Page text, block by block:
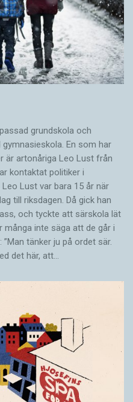
grundskola och
En som har
är artonåriga Leo Lust från
kontaktat politiker i
Lust var bara 15 år när
till riksdagen. Då gick han
och tyckte att särskola lät
många inte säga att de går i
tänker ju på ordet sär.
det här, att…